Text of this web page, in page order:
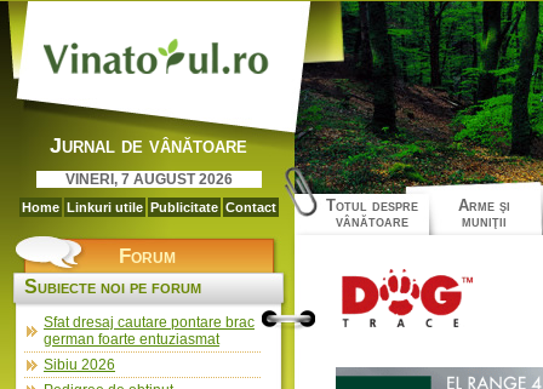
Jurnal de vânătoare
VINERI, 7 AUGUST 2026
Home Linkuri utile Publicitate Contact
Totul despre
vânătoare
Arme şi
muniţii
Forum
Subiecte noi pe forum
Sfat dresaj cautare pontare brac
german foarte entuziasmat
Sibiu 2026